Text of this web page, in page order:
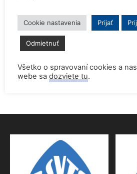
Prednáška o jadrovej energetike
pedagógov gymnázia
9. júna 2026
Povolenie jadrového dozoru pre 4.blok
9. júna 2026
Cookie nastavenia Prijať
Odmietnuť
Všetko o spravovaní cookies a
webe sa dozviete tu.